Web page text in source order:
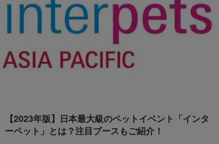
【2023年版】日本最大級のペットイベント「インタ
ーペット」とは？注目ブースもご紹介！